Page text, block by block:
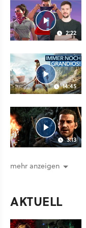
2:22
14:45
3:13
mehr anzeigen
AKTUELL